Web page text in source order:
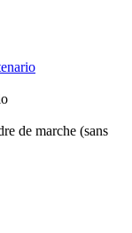
de marche (sans